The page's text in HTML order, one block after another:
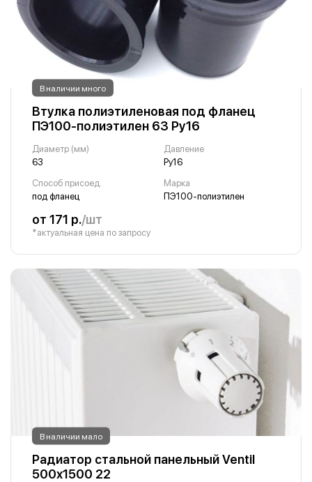
В наличии много
Втулка полиэтиленовая под фланец
ПЭ100-полиэтилен 63 Ру16
Диаметр (мм)
63
Давление
Ру16
Способ присоед.
под фланец
Марка
ПЭ100-полиэтилен
от 171 р./шт
*актуальная цена по запросу
В наличии мало
Радиатор стальной панельный Ventil
500х1500 22